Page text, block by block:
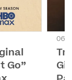
Go”
06/